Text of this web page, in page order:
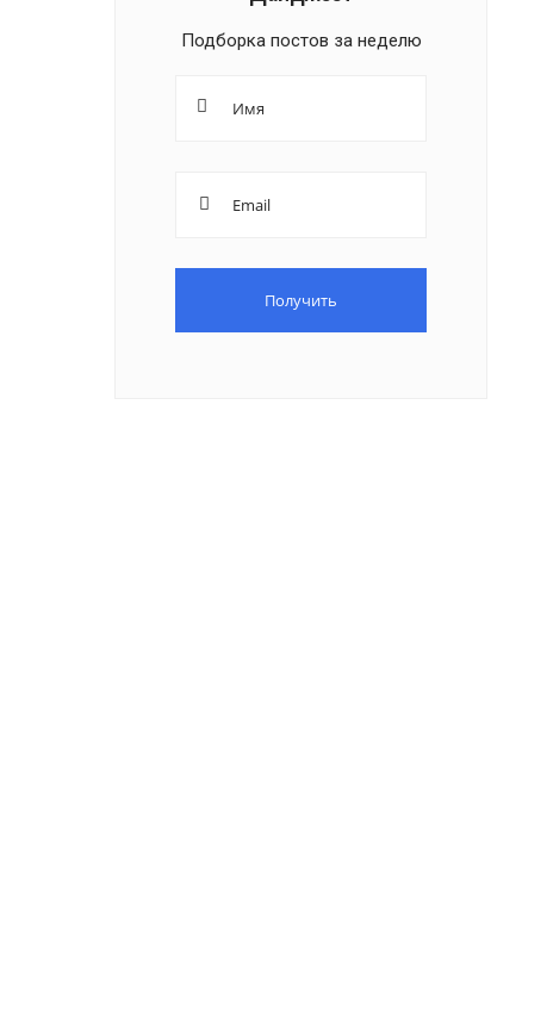
Подборка постов за неделю